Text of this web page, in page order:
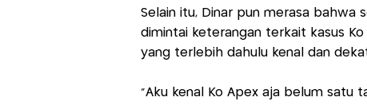
Selain itu, Dinar pun merasa bahwa
dimintai keterangan terkait kasus
yang terlebih dahulu kenal dan
"Aku kenal Ko Apex aja belum satu